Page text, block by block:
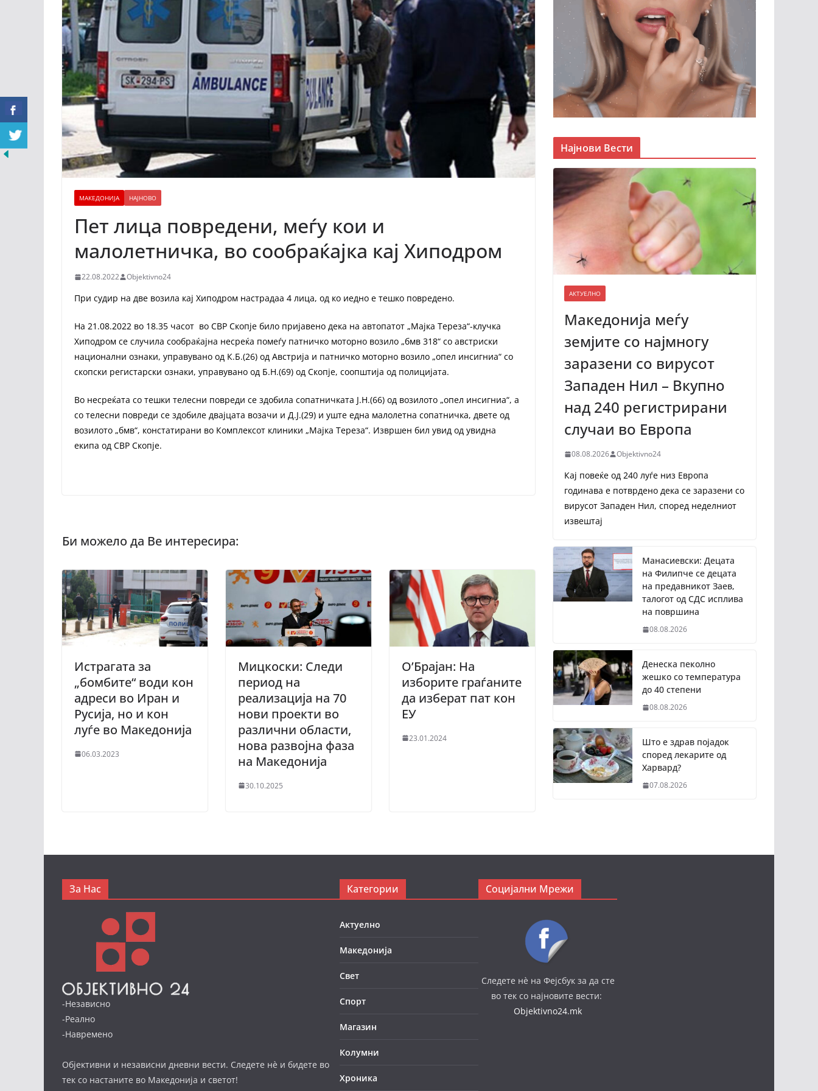
МАКЕДОНИЈА НАЈНОВО
Пет лица повредени, меѓу кои и
малолетничка, во сообраќајка кај Хиподром
22.08.2022 Objektivno24
При судир на две возила кај Хиподром настрадаа 4 лица, од ко иедно е тешко повредено.
На 21.08.2022 во 18.35 часот во СВР Скопје било пријавено дека на автопатот „Мајка Тереза“-клучка
Хиподром се случила сообраќајна несреќа помеѓу патничко моторно возило „бмв 318“ со австриски
национални ознаки, управувано од К.Б.(26) од Австрија и патничко моторно возило „опел инсигниа“ со
скопски регистарски ознаки, управувано од Б.Н.(69) од Скопје, соопштија од полицијата.
Во несреќата со тешки телесни повреди се здобила сопатничката Ј.Н.(66) од возилото „опел инсигниа“, а
со телесни повреди се здобиле двајцата возачи и Д.Ј.(29) и уште една малолетна сопатничка, двете од
возилото „бмв“, констатирани во Комплексот клиники „Мајка Тереза“. Извршен бил увид од увидна
екипа од СВР Скопје.
Истрагата за
„бомбите“ води кон
адреси во Иран и
Русија, но и кон
луѓе во Македонија
06.03.2023
Мицкоски: Следи
период на
реализација на 70
нови проекти во
различни области,
нова развојна фаза
на Македонија
30.10.2025
O’Брајан: На
изборите граѓаните
да изберат пат кон
ЕУ
23.01.2024
Најнови Вести
АКТУЕЛНО
Македонија меѓу
земјите со најмногу
заразени со вирусот
Западен Нил – Вкупно
над 240 регистрирани
случаи во Европа
08.08.2026 Objektivno24
Кај повеќе од 240 луѓе низ Европа
годинава е потврдено дека се заразени со
вирусот Западен Нил, според неделниот
извештај
Манасиевски: Децата
на Филипче се децата
на предавникот Заев,
талогот од СДС исплива
на површина
08.08.2026
Денеска пеколно
жешко со температура
до 40 степени
08.08.2026
Што е здрав појадок
според лекарите од
Харвард?
07.08.2026
За Нас
-Независно
-Реално
-Навремено
Објективни и независни дневни вести. Следете нè и бидете во
тек со настаните во Македонија и светот!
Категории
Актуелно
Македонија
Свет
Спорт
Магазин
Колумни
Хроника
Социјални Мрежи
Следете нè на Фејсбук за да сте
во тек со најновите вести:
Objektivno24.mk